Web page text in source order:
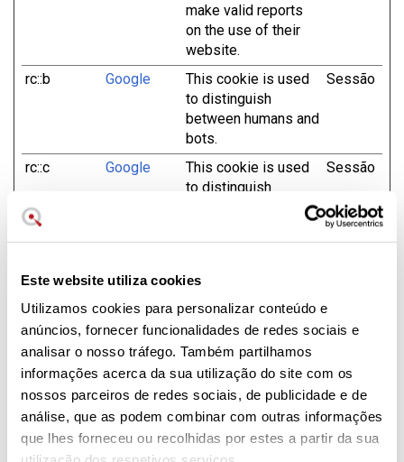
Este website utiliza cookies
Utilizamos cookies para personalizar conteúdo e
anúncios, fornecer funcionalidades de redes sociais e
analisar o nosso tráfego. Também partilhamos
informações acerca da sua utilização do site com os
nossos parceiros de redes sociais, de publicidade e de
análise, que as podem combinar com outras informações
que lhes forneceu ou recolhidas por estes a partir da sua
make valid reports
on the use of their
website.
rc::b Google
This cookie is used
to distinguish
between humans and
bots.
Sessão
rc::c Google
This cookie is used
to distinguish
between humans and
Sessão
to distinguish
bots.
Preferências (5)
Os cookies de preferência permitem que um website
memorize as informações que mudam o comportamento
ou o aspeto do website, como o seu idioma preferido ou